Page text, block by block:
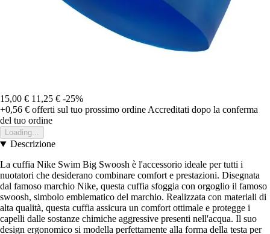
15,00 € 11,25 € -25%
+0,56 € offerti sul tuo prossimo ordine Accreditati dopo la conferma
del tuo ordine
Loading...
Descrizione
La cuffia Nike Swim Big Swoosh è l'accessorio ideale per tutti i
nuotatori che desiderano combinare comfort e prestazioni. Disegnata
dal famoso marchio Nike, questa cuffia sfoggia con orgoglio il famoso
swoosh, simbolo emblematico del marchio. Realizzata con materiali di
alta qualità, questa cuffia assicura un comfort ottimale e protegge i
capelli dalle sostanze chimiche aggressive presenti nell'acqua. Il suo
design ergonomico si modella perfettamente alla forma della testa per